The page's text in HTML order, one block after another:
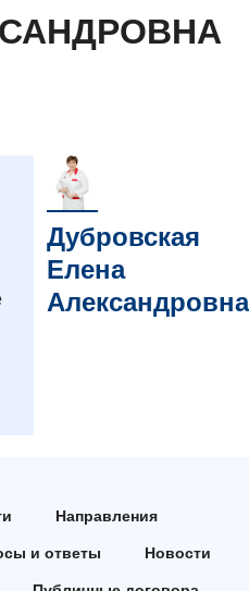
Дубровская
Елена
Александровна
Направления
и ответы Новости